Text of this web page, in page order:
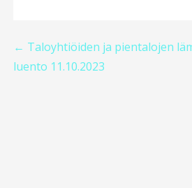
Artikkelien
← Taloyhtiöiden ja pientalojen
luento 11.10.2023